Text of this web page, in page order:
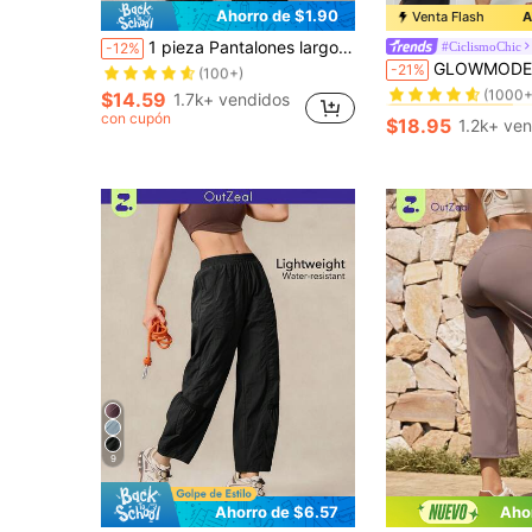
Ahorro de $1.90
-12% 1 pieza Pantalones largos de mujer versátiles y casuales de estilo deportivo, de cintura alta, cómodos, holgados y de pierna ancha
¡Casi agotado!
(100+)
¡Casi agotado!
(100+)
¡Casi agotado!
(100+)
¡Casi agotado!
$14.59 1.7k+ vendidos
con cupón
Venta Flash
#CiclismoChic
-21% GLOWMODE Leggings De Altura
#2 Más vendidos
(1000+)
#2 Más vendidos
#2 Más vendidos
#2 Más vendidos
$18.95 1.2k+
9
Ahorro de $6.57